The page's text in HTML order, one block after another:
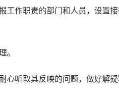
职责的部门和人员，设置接
。
取其反映的问题，做好解疑